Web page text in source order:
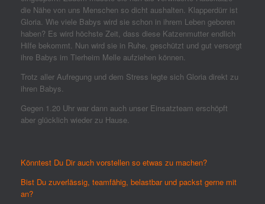
die Nähe von uns Menschen so dicht aushalten. Klapperdürr ist
Gloria. Wie viele Babys wird sie schon in ihrem Leben geboren
haben? Es wird höchste Zeit, dass diese Katzenmutter endlich
Hilfe bekommt. Nun wird sie in Ruhe, geschützt und gut versorgt
ihre Babys im Tierheim Melle aufziehen können.
Trotz aller Aufregung und dem Stress legte sich Gloria direkt zu
ihren Babys.
Gegen 1.20 Uhr war dann auch unser Einsatzteam erschöpft
aber glücklich wieder zu Hause.
Könntest Du Dir auch vorstellen so etwas zu machen?
Bist Du zuverlässig, teamfähig, belastbar und packst gerne mit
an?